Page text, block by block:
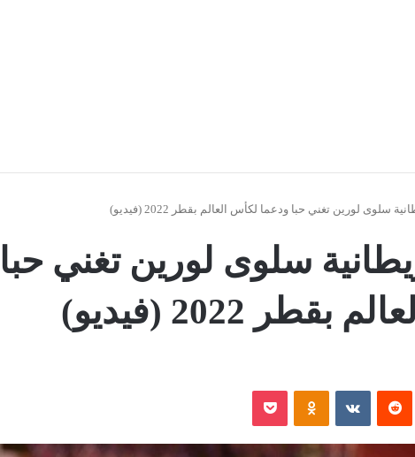
سلوى لورين تغني حبا ودعما لكأس العالم بقطر 2022 (فيديو)
سلوى لورين تغني حبا
2022 (فيديو)
Odnoklassniki
بوكيت